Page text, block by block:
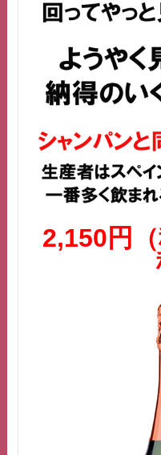
2,150円